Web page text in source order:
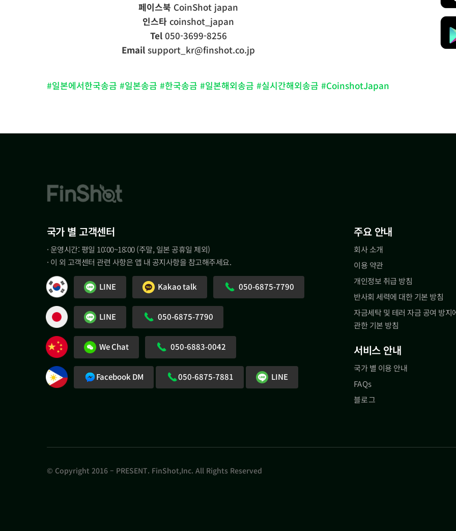
페이스북 CoinShot japan
인스타 coinshot_japan
Tel050-3699-8256
Email support_kr@finshot.co.jp
#일본에서한국송금 #일본송금 #한국송금 #일본해외송금 #실시간해외송금 #CoinshotJapan
국가 별 고객센터
· 운영시간: 평일 10:00~18:00 (주말, 일본 공휴일 제외)
· 이 외 고객센터 관련 사항은 앱 내 공지사항을 참고해주세요.
LINE Kakao talk 050-6875-7790
LINE 050-6875-7790
We Chat 050-6883-0042
Facebook DM 050-6875-7881 LINE
주요 안내
회사 소개
이용 약관
개인정보 취급 방침
반사회 세력에 대한 기본 방침
자금세탁 및 테러 자금 공여 방지
관한 기본 방침
서비스 안내
국가 별 이용 안내
FAQs
블로그
© Copyright 2016 – PRESENT. FinShot,Inc. All Rights Reserved